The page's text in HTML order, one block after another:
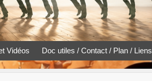
Vidéos Doc utiles / Contact / Plan / Liens